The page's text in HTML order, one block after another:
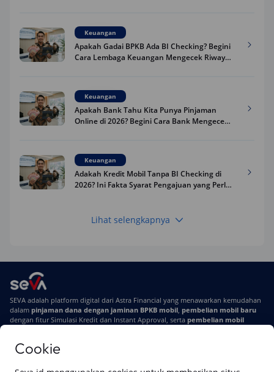
Cookie
Keuangan
Apakah Gadai BPKB Ada BI Checking? Begini
Cara Lembaga Keuangan Mengecek Riwayat
Keuangan
Apakah Bank Tahu Kita Punya Pinjaman
Online di 2026? Begini Cara Bank Mengecek
Keuangan
Adakah Kredit Mobil Tanpa BI Checking di
2026? Ini Fakta Syarat Pengajuan yang Perlu
Keuangan
Terpercaya
Telat Bayar Pinjol 2 Hari, Apakah Langsung
Masuk BI Checking? Simak Peraturan
Terbarunya di 2026
Lihat selengkapnya
SEVA adalah platform digital dari Astra Financial yang menawarkan kemudahan
dalam pinjaman dana dengan jaminan BPKB mobil, pembelian mobil baru
dengan fitur Simulasi Kredit dan Instant Approval, serta pembelian mobil
Di SEVA #UrusanMobilSegampangItu
Tentang SEVASyarat & Ketentuan